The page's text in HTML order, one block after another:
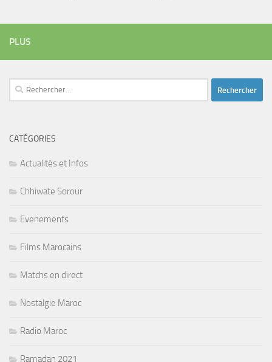
PLUS
Rechercher :
CATÉGORIES
Actualités et Infos
Chhiwate Sorour
Evenements
Films Marocains
Matchs en direct
Nostalgie Maroc
Radio Maroc
Ramadan 2021